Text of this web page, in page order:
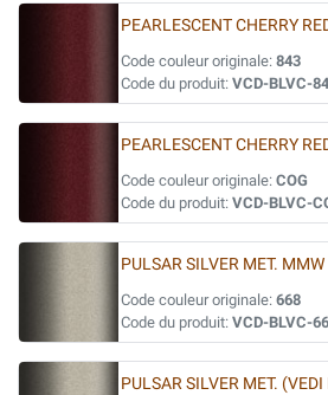
PEARLESCENT CHERRY
Code couleur originale: 843
Code du produit: VCD-BLVC-
PEARLESCENT CHERRY
Code couleur originale: COG
Code du produit: VCD-BLVC-
PULSAR SILVER MET. MMW
Code couleur originale: 668
Code du produit: VCD-BLVC-
PULSAR SILVER MET.